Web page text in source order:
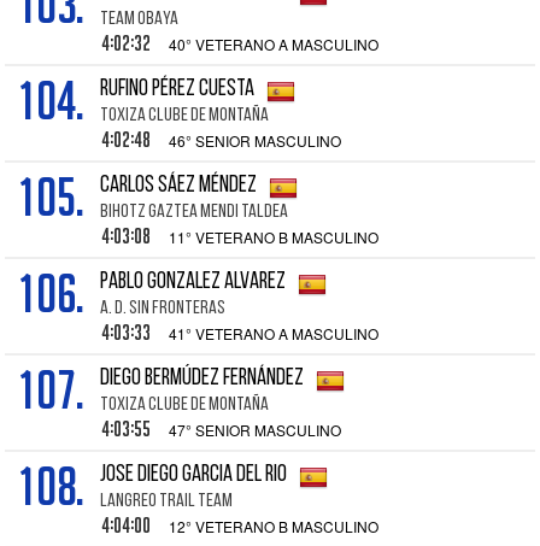
TEAM OBAYA
4:02:32 40° VETERANO A MASCULINO
104. RUFINO PÉREZ CUESTA
TOXIZA CLUBE DE MONTAÑA
4:02:48 46° SENIOR MASCULINO
105. CARLOS SÁEZ MÉNDEZ
BIHOTZ GAZTEA MENDI TALDEA
4:03:08 11° VETERANO B MASCULINO
106. PABLO GONZALEZ ALVAREZ
A. D. SIN FRONTERAS
4:03:33 41° VETERANO A MASCULINO
107. DIEGO BERMÚDEZ FERNÁNDEZ
TOXIZA CLUBE DE MONTAÑA
4:03:55 47° SENIOR MASCULINO
108. JOSE DIEGO GARCIA DEL RIO
LANGREO TRAIL TEAM
4:04:00 12° VETERANO B MASCULINO